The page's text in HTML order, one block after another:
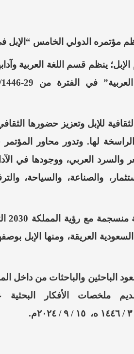
مؤتمره الدولي الخامس “الإبل
تسمية وزارة الثقافة عام (2024) عام الإبل؛ ينظم قسم
للإبل وتعزيز حضورها الثقافي
لها. وتدور محاور
والسرد العربي، ووجودها في
والصناعة، والسياحة،
ويكتسب
العريقة، ومنها الإبل
الباحثين والباحثات من داخل
ملخصات الأفكار